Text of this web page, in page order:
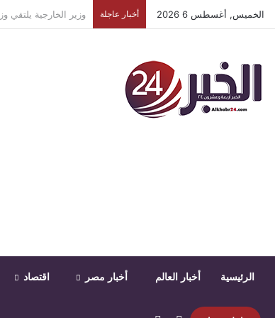
الخميس, أغسطس 6 2026 أخبار عاجلة أول تعليق من نقابة
الرئيسية أخبار العالم أخبار مصر اقتصاد